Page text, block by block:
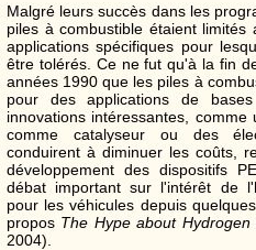
Malgré leurs succès dans les
piles à combustible étaient
applications spécifiques pour
être tolérés. Ce ne fut qu'à la fin
années 1990 que les piles à
pour des applications de
innovations intéressantes,
comme catalyseur ou des
conduirent à diminuer les coûts,
développement des dispositifs
débat important sur l'intérêt de
pour les véhicules depuis
propos The Hype about Hydrogen
2004).